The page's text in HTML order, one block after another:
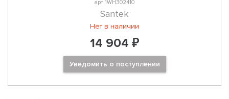
арт 1WH302410
Santek
Нет в наличии
14 904 ₽
Уведомить о поступлении